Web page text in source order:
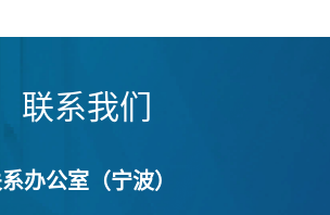
联系我们
办公室（宁波）